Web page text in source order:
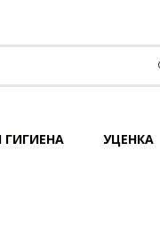
ГИГИЕНА УЦЕНКА